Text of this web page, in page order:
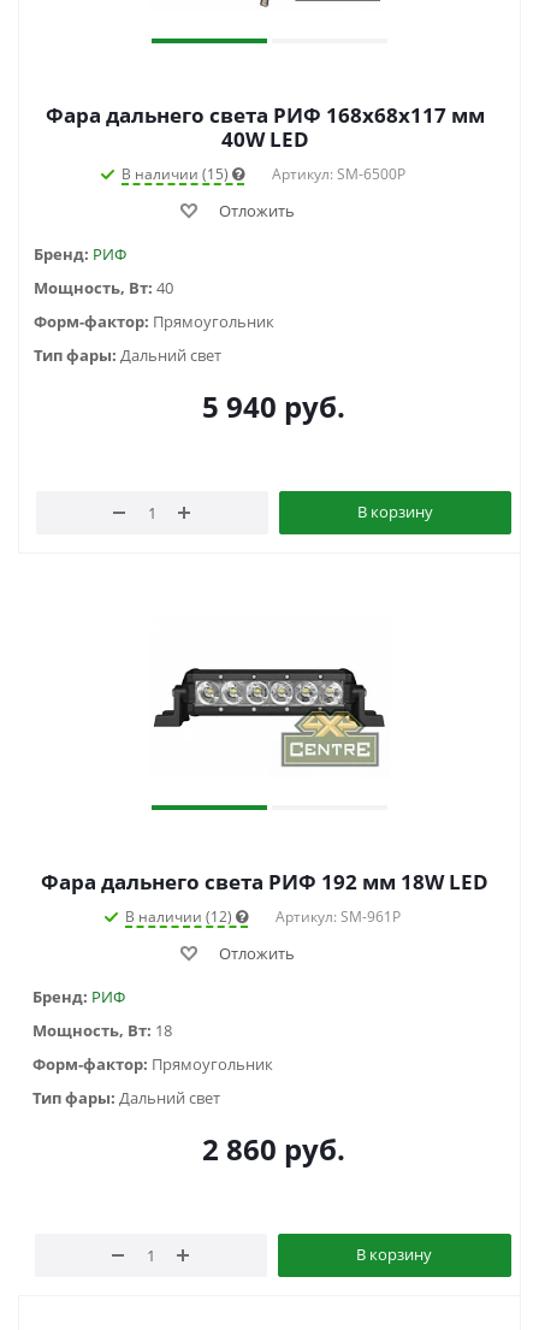
Фара дальнего света РИФ 168х68х117 мм
40W LED
В наличии (15) Артикул: SM-6500P
Отложить
Бренд: РИФ
Мощность, Вт: 40
Форм-фактор: Прямоугольник
Тип фары: Дальний свет
5 940 руб.
В корзину
Фара дальнего света РИФ 192 мм 18W LED
В наличии (12) Артикул: SM-961P
Отложить
Бренд: РИФ
Мощность, Вт: 18
Форм-фактор: Прямоугольник
Тип фары: Дальний свет
2 860 руб.
В корзину